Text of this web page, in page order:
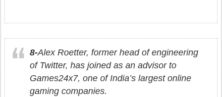
8-Alex Roetter, former head of engineering
of Twitter, has joined as an advisor to
Games24x7, one of India’s largest online
gaming companies.